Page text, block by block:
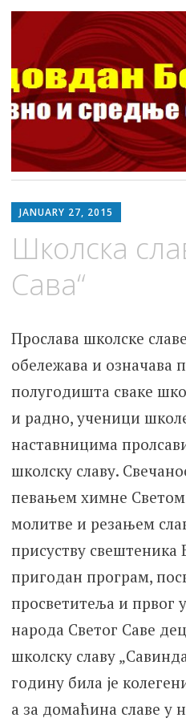
ШОСО
Школа за
to
JANUARY 27, 2015
Школска
Сава“
Прослава школске
обележава и означава
полугодишта сваке
и радно, ученици
наставницима
школску славу.
певањем химне
молитве и резањем
присуству свештеника
пригодан програм,
просветитеља и првог
народа Светог Саве
школску славу
годину била је
а за домаћина славе у